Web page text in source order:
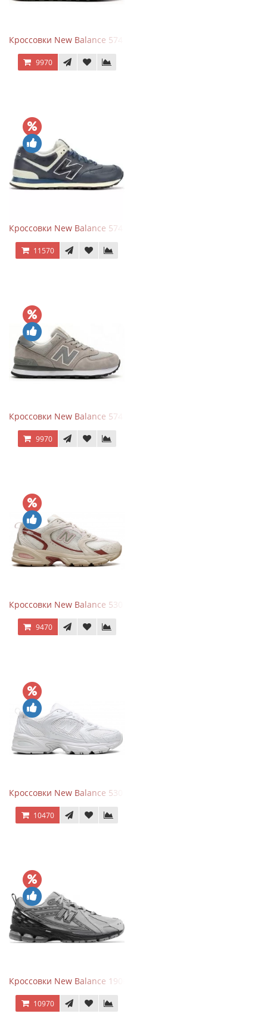
Кроссовки New Balance 574 Classic Blue Grey
9970
Кроссовки New Balance 574 Classic Blue White Leather
11570
Кроссовки New Balance 574 Silver Summer Fog
9970
Кроссовки New Balance 530 Festival Pack Clay
9470
Кроссовки New Balance 530 Total White Silver
10470
Кроссовки New Balance 1906R Brighton Grey
10970